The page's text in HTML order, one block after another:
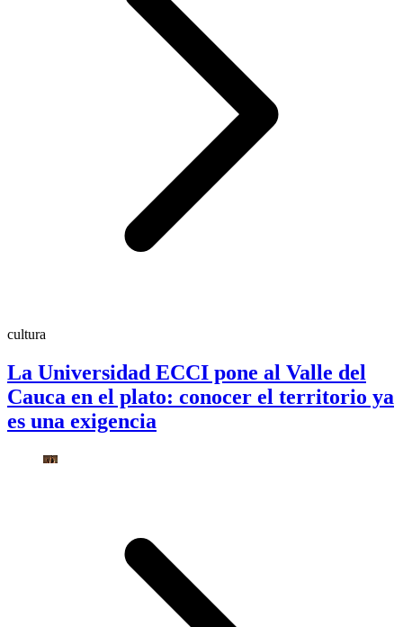
cultura
La Universidad ECCI pone al Valle del
Cauca en el plato: conocer el territorio ya
es una exigencia